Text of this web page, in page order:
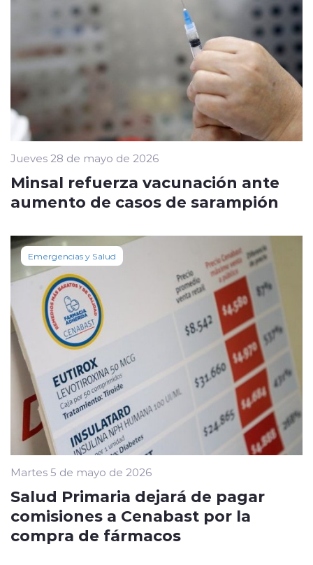
Jueves 28 de mayo de 2026
Minsal refuerza vacunación ante
aumento de casos de sarampión
Emergencias y Salud
Martes 5 de mayo de 2026
Salud Primaria dejará de pagar
comisiones a Cenabast por la
compra de fármacos